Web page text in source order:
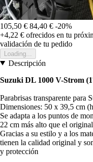
105,50 € 84,40 € -20%
+4,22 € ofrecidos en tu
validación de tu pedido
Loading...
Descripción
Suzuki DL 1000 V-Strom
Parabrisas transparente
Dimensiones: 50 x 39,5 cm
Se adapta a los puntos de
22 cm más alto que el original
Gracias a su estilo y a los
tienen la calidad original y
y protección